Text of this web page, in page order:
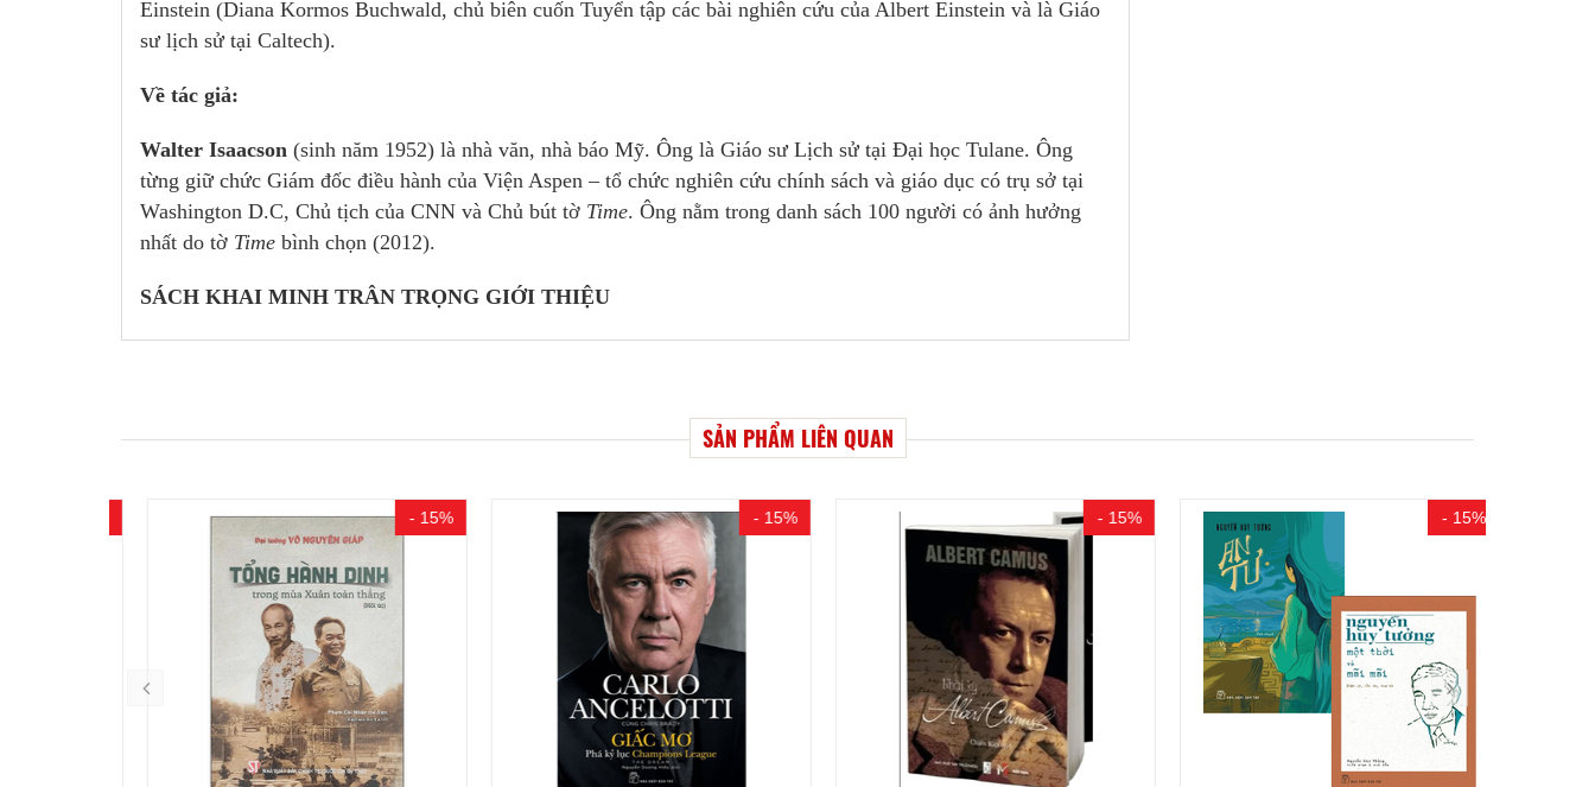
Einstein (Diana Kormos Buchwald, chủ biên cuốn Tuyển tập các bài nghiên cứu của Albert Einstein và là Giáo
sư lịch sử tại Caltech).
Về tác giả:
Walter Isaacson (sinh năm 1952) là nhà văn, nhà báo Mỹ. Ông là Giáo sư Lịch sử tại Đại học Tulane. Ông
từng giữ chức Giám đốc điều hành của Viện Aspen – tổ chức nghiên cứu chính sách và giáo dục có trụ sở tại
Washington D.C, Chủ tịch của CNN và Chủ bút tờ Time. Ông nằm trong danh sách 100 người có ảnh hưởng
nhất do tờ Time bình chọn (2012).
SÁCH KHAI MINH TRÂN TRỌNG GIỚI THIỆU
SẢN PHẨM LIÊN QUAN
- 15% - 15% - 15% - 15%